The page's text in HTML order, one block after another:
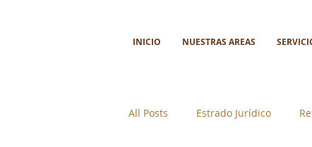
INICIO NUESTRAS AREAS
All Posts Estrado Jurídico